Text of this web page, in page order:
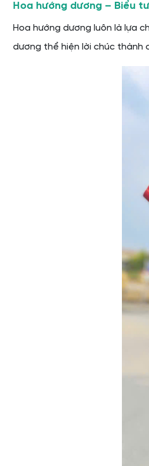
Hoa hướng dương – Biểu
Hoa hướng dương luôn là lựa
dương thể hiện lời chúc thành